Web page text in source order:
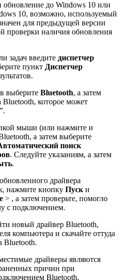
до Windows 10 или
10, возможно, используемый
для предыдущей версии
проверки наличия обновления
задач введите диспетчер
пункт Диспетчер
выберите Bluetooth, а затем
Bluetooth, которое может
мыши (или нажмите и
а затем выберите
поиск
. Следуйте указаниям, а затем
.
драйвера
нажмите кнопку Пуск и
> , а затем проверьте, помогло
с подключением.
новый драйвер Bluetooth,
компьютера и скачайте оттуда
Bluetooth.
драйверы являются
причин при
Bluetooth.